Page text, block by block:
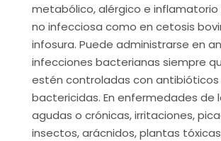
metabólico, alérgico e
no infecciosa como en cetosis
infosura. Puede administrarse en
infecciones bacterianas siempre
estén controladas con antibióticos
bactericidas. En enfermedades de
agudas o crónicas, irritaciones,
insectos, arácnidos, plantas